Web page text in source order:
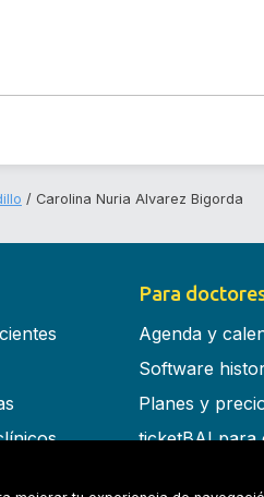
Carolina Nuria Alvarez Bigorda
Para
Agenda y
Software
Planes y
ticketBAI para